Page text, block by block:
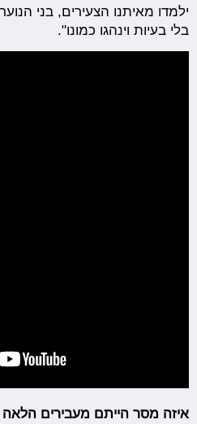
ילמדו מאיתנו הצעירים, בני
בלי בעיות וינהגו כמונו".
איזה מסר הייתם מעבירים הלאה